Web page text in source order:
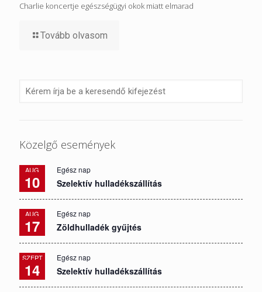
Charlie koncertje egészségügyi okok miatt elmarad
Tovább olvasom
Közelgő események
AUG
10
Egész nap
Szelektív hulladékszállítás
AUG
17
Egész nap
Zöldhulladék gyűjtés
SZEPT
14
Egész nap
Szelektív hulladékszállítás